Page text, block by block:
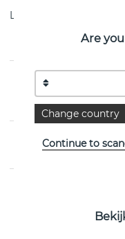
Levering:
van het Zweedse
EIGENSCHAPPEN
Are
Change country
Continue to